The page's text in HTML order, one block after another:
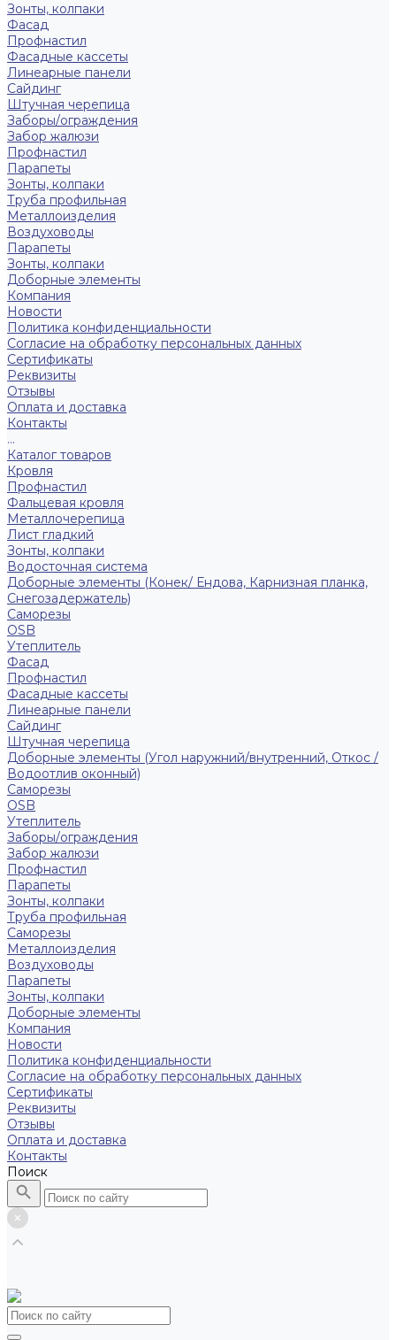
Зонты, колпаки
Фасад
Профнастил
Фасадные кассеты
Линеарные панели
Сайдинг
Штучная черепица
Заборы/ограждения
Забор жалюзи
Профнастил
Парапеты
Зонты, колпаки
Труба профильная
Металлоизделия
Воздуховоды
Парапеты
Зонты, колпаки
Доборные элементы
Компания
Новости
Политика конфиденциальности
Согласие на обработку персональных данных
Сертификаты
Реквизиты
Отзывы
Оплата и доставка
Контакты
...
Каталог товаров
Кровля
Профнастил
Фальцевая кровля
Металлочерепица
Лист гладкий
Зонты, колпаки
Водосточная система
Доборные элементы (Конек/ Ендова, Карнизная планка,
Снегозадержатель)
Саморезы
ОSB
Утеплитель
Фасад
Профнастил
Фасадные кассеты
Линеарные панели
Сайдинг
Штучная черепица
Доборные элементы (Угол наружний/внутренний, Откос /
Водоотлив оконный)
Саморезы
OSB
Утеплитель
Заборы/ограждения
Забор жалюзи
Профнастил
Парапеты
Зонты, колпаки
Труба профильная
Саморезы
Металлоизделия
Воздуховоды
Парапеты
Зонты, колпаки
Доборные элементы
Компания
Новости
Политика конфиденциальности
Согласие на обработку персональных данных
Сертификаты
Реквизиты
Отзывы
Оплата и доставка
Контакты
Поиск